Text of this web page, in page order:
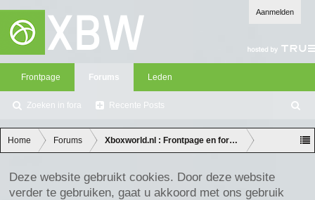
Aanmelden
Frontpage Forums
Zoeken in fora Recente Posts
Leden
oe
ke
n
Home Forums Xboxworld.nl : Frontpage en forum discussie
Deze website gebruikt cookies. Door deze website
verder te gebruiken, gaat u akkoord met ons gebruik